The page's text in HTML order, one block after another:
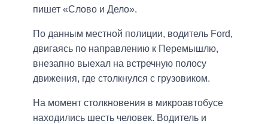
пишет «Слово и Дело».
По данным местной полиции, водитель Ford,
двигаясь по направлению к Перемышлю,
внезапно выехал на встречную полосу
движения, где столкнулся с грузовиком.
На момент столкновения в микроавтобусе
находились шесть человек. Водитель и